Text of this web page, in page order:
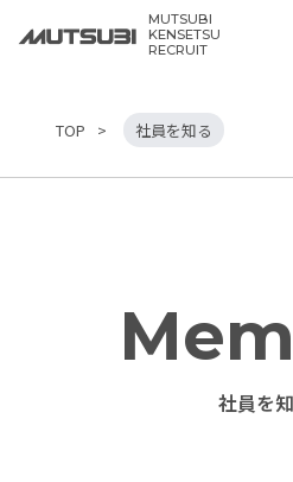
MUTSUBI
KENSETSU
RECRUIT
すべて
仕事を
TOP 社員を知る
社員を